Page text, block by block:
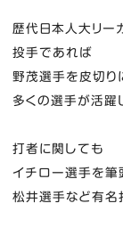
歴代日本人大リー
投手であれば
野茂選手を皮切り
多くの選手が活躍
打者に関しても
イチロー選手を筆
松井選手など有名